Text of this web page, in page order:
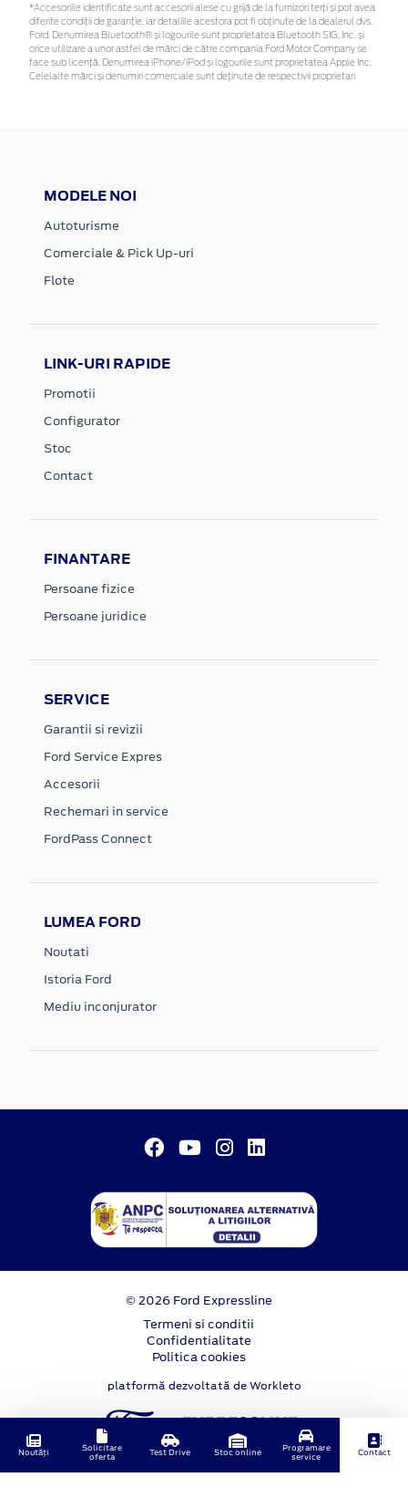
*Accesoriile identificate sunt accesorii alese cu grijă de la furnizori terți și pot avea
diferite condiții de garanție, iar detaliile acestora pot fi obținute de la dealerul dvs.
Ford. Denumirea Bluetooth® și logourile sunt proprietatea Bluetooth SIG, Inc. și
orice utilizare a unor astfel de mărci de către compania Ford Motor Company se
face sub licență. Denumirea iPhone/iPod și logourile sunt proprietatea Apple Inc.
Celelalte mărci și denumiri comerciale sunt deținute de respectivii proprietari
MODELE NOI
Autoturisme
Comerciale & Pick Up-uri
Flote
LINK-URI RAPIDE
Promotii
Configurator
Stoc
Contact
FINANTARE
Persoane fizice
Persoane juridice
SERVICE
Garantii si revizii
Ford Service Expres
Accesorii
Rechemari in service
FordPass Connect
LUMEA FORD
Noutati
Istoria Ford
Mediu inconjurator
© 2026 Ford Expressline
Termeni si conditii
Confidentialitate
Politica cookies
platformă dezvoltată de Workleto
Noutăți
Solicitare
oferta
Test Drive Stoc online
Programare
service
Contact